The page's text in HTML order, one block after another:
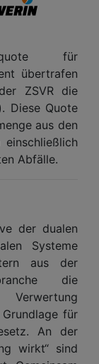
für
übertrafen
ZSVR die
Diese Quote
aus den
einschließlich
Abfälle.
der dualen
Systeme
aus der
die
für
An der
wirkt“ sind